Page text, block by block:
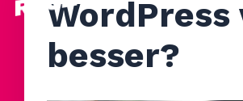
WordPress
besser?